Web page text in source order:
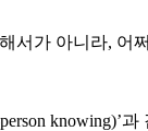
서가 아니라, 어
knowing)’